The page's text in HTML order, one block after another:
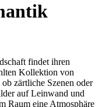
findet ihren
Kollektion von
zärtliche Szenen oder
auf Leinwand und
Raum eine Atmosphäre